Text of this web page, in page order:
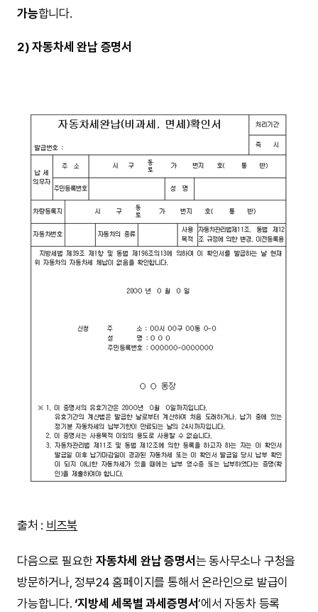
가능합니다.
2) 자동차세 완납 증명서
출처 : 비즈북
다음으로 필요한자동차세 완납 증명서 는 동사무소나 구청을
방문하거나, 정부24 홈페이지를 통해서 온라인으로 발급이
가능합니다.‘지방세 세목별 과세증명서’에서 자동차 등록